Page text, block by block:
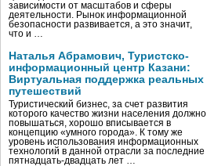
зависимости от масштабов и сферы
деятельности. Рынок информационной
безопасности развивается, а это значит,
что и …
Наталья Абрамович, Туристско-
информационный центр Казани:
Виртуальная поддержка реальных
путешествий
Туристический бизнес, за счет развития
которого качество жизни населения должно
повышаться, хорошо вписывается в
концепцию «умного города». К тому же
уровень использования информационных
технологий в данной отрасли за последние
пятнадцать-двадцать лет …